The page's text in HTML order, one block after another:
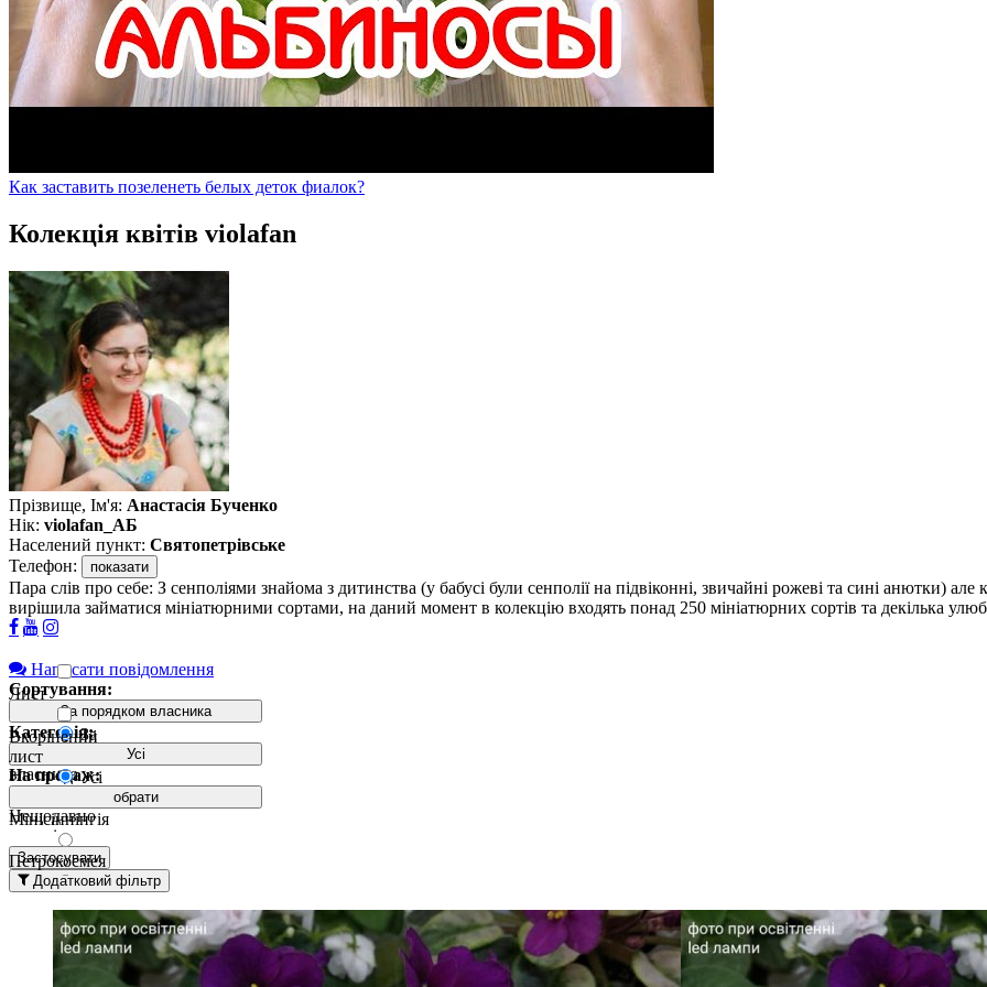
Как заставить позеленеть белых деток фиалок?
Колекція квітів violafan
Прізвище, Ім'я: Анастасія Бученко
Нік: violafan_АБ
Населений пункт: Святопетрівське
Телефон:
показати
Пара слів про себе: З сенполіями знайома з дитинства (у бабусі були сенполії на підвіконні, звичайні рожеві та сині анютки)
вирішила займатися мініатюрними сортами, на даний момент в колекцію входять понад 250 мініатюрних сортів та декілька
Написати повідомлення
Сортування:
За порядком власника
За
порядком
власника
Нещодавно
додані
вгорі
Давно
додані
За
назвою А-
Категорія:
Усі
Усі
Мінісіннінгія
Петрокосмея
(Сенполія)
На продаж:
обрати
Лист
Вкорінений
лист
лист з
дітками
Дітка
Пасинок
Стартер
Застосувати
Додатковий фільтр